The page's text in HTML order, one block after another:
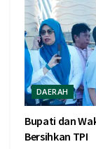
DAERAH
Bupati dan
Bersihkan TPI